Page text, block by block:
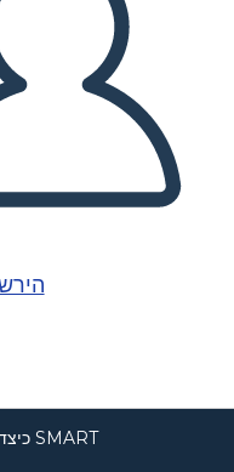
כיצד ליצור יעדי SMART